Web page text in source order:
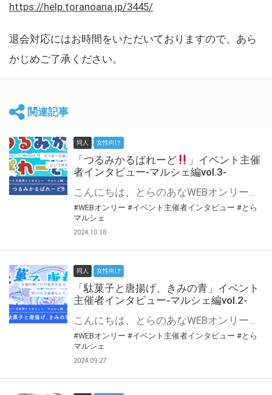
https://help.toranoana.jp/3445/
退会対応にはお時間をいただいておりますので、あら
かじめご了承ください。
関連記事
同人 女性向け
「つるみかるぱれーど
」イベント主催
者インタビュー-マルシェ編vol.3-
こんにちは、とらのあなWEBオンリー運営スタッフです。 新たにお届けする、イベント主催者インタビュー-マルシェ編-は、 とらのあなWEBオンリー「マルシェ」をご利用した主催様に 「マルシェ」を使って開催した感想や心がけをお聞きする企画です。 今回は、WEBオンリー初開催「つるみかるぱれーど
#WEBオンリー #イベント主催者インタビュー #とら
マルシェ
2024.10.18
同人 女性向け
「駄菓子と唐揚げ、きみの青」イベント
主催者インタビュー-マルシェ編vol.2-
こんにちは、とらのあなWEBオンリー運営スタッフです。 新たにお届けする、イベント主催者インタビュー-マルシェ編-は、 とらのあなWEBオンリー「マルシェ」をご利用の主催様に 「マルシェ」を使ってイベントを開催した感想や心がけをお聞きする企画です。 今回は、WEBオンリー初開催「駄菓子と唐揚げ、きみの青」より、 主催のぎこ六屋様にお話を伺いました。 協力：ぎこ六屋様／イベント公式Twitter（@krkgwks） とらのあなWEBオンリー「マルシェ」とは？ WEBオンリーでリアルタイムでコミュニケーションがとれるオンライン会場です。
#WEBオンリー #イベント主催者インタビュー #とら
マルシェ
2024.09.27